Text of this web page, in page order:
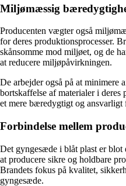
Miljømæssig
Producenten vægter også
for deres produktionsprocesser.
skånsomme mod miljøet, og de
at reducere miljøpåvirkningen.
De arbejder også på at minimere
bortskaffelse af materialer i
et mere bæredygtigt og
Forbindelse mellem
Det gyngesæde i blåt plast er blot
at producere sikre og holdbare
Brandets fokus på kvalitet,
gyngesæde.